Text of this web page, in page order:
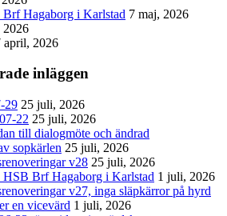
Hagaborg i Karlstad 7 maj, 2026
2026
april, 2026
inläggen
29 25 juli, 2026
22 25 juli, 2026
till dialogmöte och ändrad
sopkärlen 25 juli, 2026
v28 25 juli, 2026
Brf Hagaborg i Karlstad 1 juli, 2026
v27, inga släpkärror på hyrd
en vicevärd 1 juli, 2026